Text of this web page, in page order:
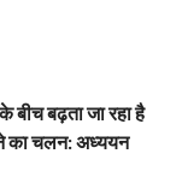
बीच बढ़ता जा रहा है
का चलन: अध्ययन